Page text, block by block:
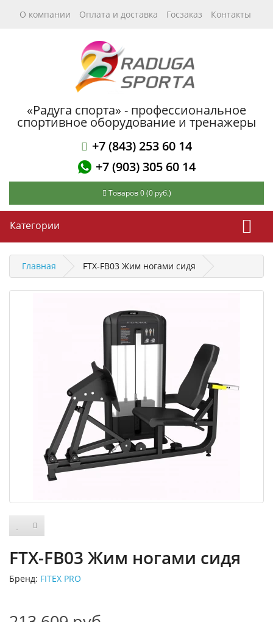
О компании Оплата и доставка Госзаказ Контакты
«Радуга спорта» - профессиональное
спортивное оборудование и тренажеры
+7 (843) 253 60 14
+7 (903) 305 60 14
Товаров 0 (0 руб.)
Категории
Главная FTX-FB03 Жим ногами сидя
FTX-FB03 Жим ногами сидя
Бренд: FITEX PRO